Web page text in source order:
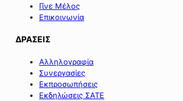
Γίνε Μέλος
Επικοινωνία
ΔΡΑΣΕΙΣ
Αλληλογραφία
Συνεργασίες
Εκπροσωπήσεις
Εκδηλώσεις ΣΑΤΕ